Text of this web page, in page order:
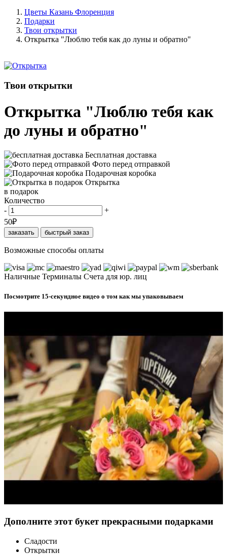
Цветы Казань Флоренция
Подарки
Твои открытки
Открытка "Люблю тебя как до луны и обратно"
Твои открытки
Открытка "Люблю тебя как
до луны и обратно"
Бесплатная доставка
Фото перед отправкой
Подарочная коробка
Открытка
в подарок
Количество
-
+
50₽
заказать быстрый заказ
Возможные способы оплаты
Наличные Терминалы Счета для юр. лиц
Посмотрите 15-секундное видео о том как мы упаковываем
Дополните этот букет прекрасными подарками
Сладости
Открытки